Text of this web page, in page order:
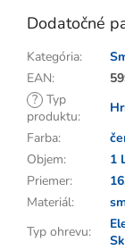
Dodatočné
Kategória:
EAN:
? Typ
produktu:
Farba:
Objem:
1
Priemer:
Materiál:
Typ ohrevu: